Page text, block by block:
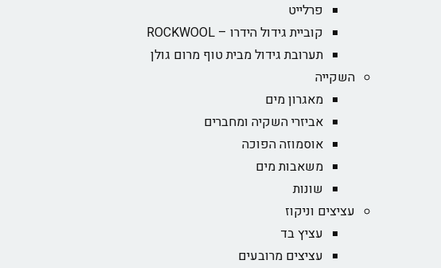
פרלייט
קוביית גידול הידרו – ROCKWOOL‏
תערובת גידול מבית טוף מרום גולן
השקייה
מאגרון מים
אביזרי השקיה ומחברים
אוסמוזה הפוכה
משאבות מים
שונות
עציצים וניקוז
עציץ בד
עציצים מרובעים